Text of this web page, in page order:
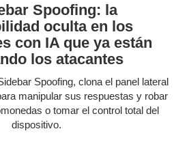
Spoofing: la
oculta en los
con IA que ya están
los atacantes
Spoofing, clona el panel lateral
manipular sus respuestas y robar
o tomar el control total del
dispositivo.